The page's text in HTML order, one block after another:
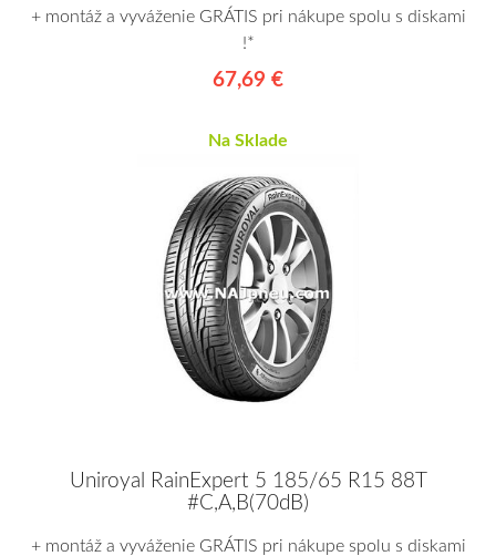
+ montáž a vyváženie GRÁTIS pri nákupe spolu s diskami
!*
67,69 €
Na Sklade
Uniroyal RainExpert 5 185/65 R15 88T
#C,A,B(70dB)
+ montáž a vyváženie GRÁTIS pri nákupe spolu s diskami